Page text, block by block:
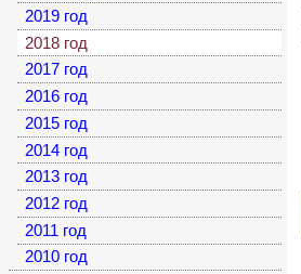
2019 год
2018 год
2017 год
2016 год
2015 год
2014 год
2013 год
2012 год
2011 год
2010 год